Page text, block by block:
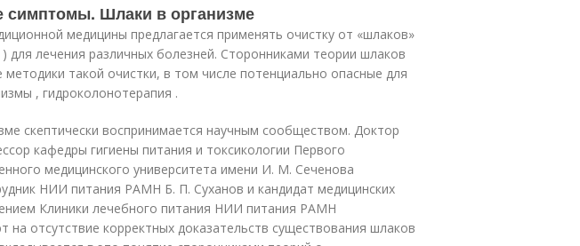
симптомы. Шлаки в организме
медицины предлагается применять очистку от «шлаков»
для лечения различных болезней. Сторонниками теории шлаков
методики такой очистки, в том числе потенциально опасные для
, гидроколонотерапия .
скептически воспринимается научным сообществом. Доктор
кафедры гигиены питания и токсикологии Первого
медицинского университета имени И. М. Сеченова
НИИ питания РАМН Б. П. Суханов и кандидат медицинских
Клиники лечебного питания НИИ питания РАМН
на отсутствие корректных доказательств существования шлаков